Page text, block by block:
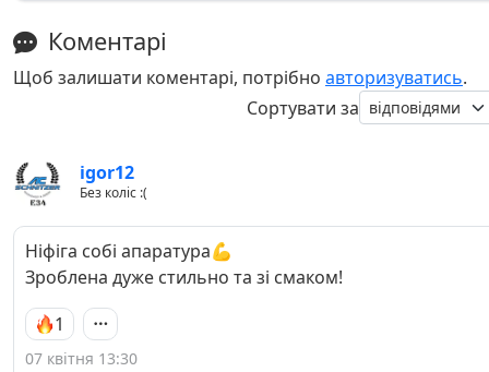
Коментарі
Щоб залишати коментарі, потрібно авторизуватись.
Сортувати за
igor12
Без коліс :(
Ніфіга собі апаратура💪
Зроблена дуже стильно та зі смаком!
1
07 квітня 13:30